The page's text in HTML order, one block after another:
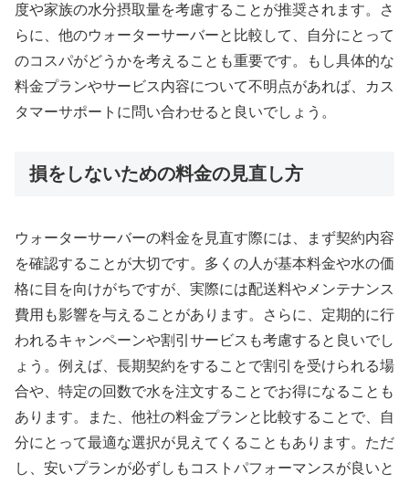
度や家族の水分摂取量を考慮することが推奨されます。さ
らに、他のウォーターサーバーと比較して、自分にとって
のコスパがどうかを考えることも重要です。もし具体的な
料金プランやサービス内容について不明点があれば、カス
タマーサポートに問い合わせると良いでしょう。
損をしないための料金の見直し方
ウォーターサーバーの料金を見直す際には、まず契約内容
を確認することが大切です。多くの人が基本料金や水の価
格に目を向けがちですが、実際には配送料やメンテナンス
費用も影響を与えることがあります。さらに、定期的に行
われるキャンペーンや割引サービスも考慮すると良いでし
ょう。例えば、長期契約をすることで割引を受けられる場
合や、特定の回数で水を注文することでお得になることも
あります。また、他社の料金プランと比較することで、自
分にとって最適な選択が見えてくることもあります。ただ
し、安いプランが必ずしもコストパフォーマンスが良いと